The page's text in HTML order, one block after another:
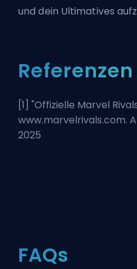
und dein Ultimatives
Referenzen
[1] "Offizielle Marvel
www.marvelrivals.com.
2025
FAQs